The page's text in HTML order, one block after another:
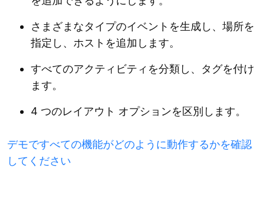
さまざまなタイプのイベントを生成し、場所を
指定し、ホストを追加します。
すべてのアクティビティを分類し、タグを付け
ます。
4 つのレイアウト オプションを区別します。
デモですべての機能がどのように動作するかを確認
してください